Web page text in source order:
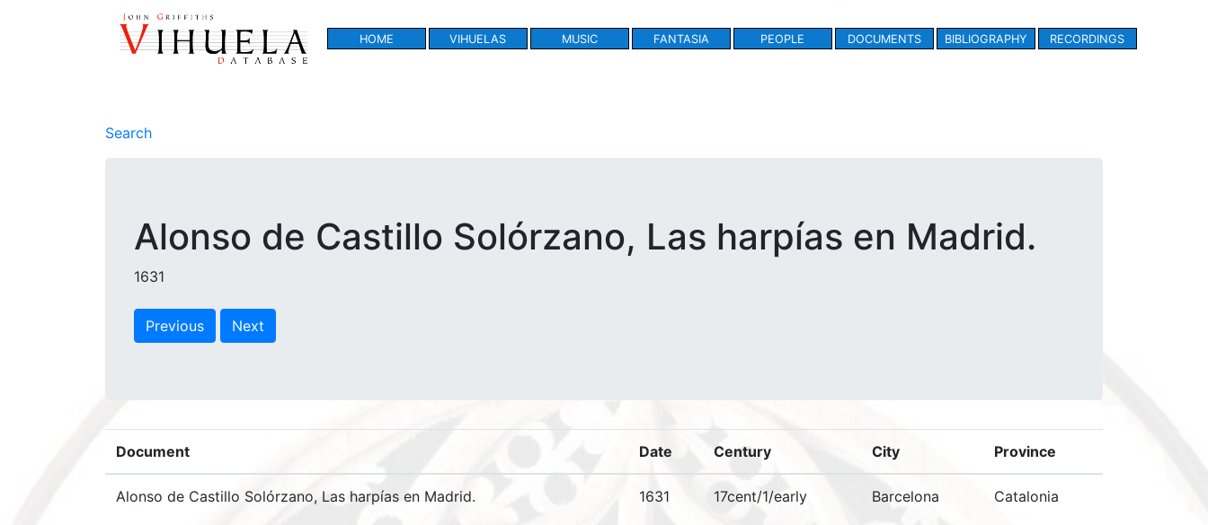
HOME VIHUELAS MUSIC FANTASIA PEOPLE DOCUMENTS BIBLIOGRAPHY RECORDINGS
Search
Alonso de Castillo Solórzano, Las harpías en Madrid.
1631
Previous Next
Document Date Century City Province
Alonso de Castillo Solórzano, Las harpías en Madrid. 1631 17cent/1/early Barcelona Catalonia